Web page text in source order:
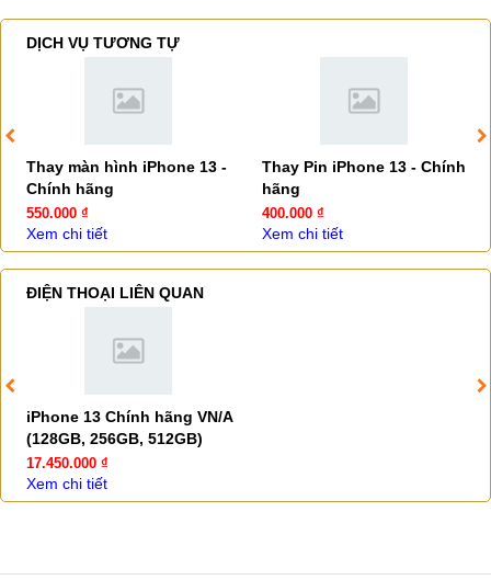
DỊCH VỤ TƯƠNG TỰ
Thay màn hình iPhone 13 -
Chính hãng
550.000 ₫
Xem chi tiết
Thay Pin iPhone 13 - Chính
hãng
400.000 ₫
Xem chi tiết
ĐIỆN THOẠI LIÊN QUAN
iPhone 13 Chính hãng VN/A
(128GB, 256GB, 512GB)
17.450.000 ₫
Xem chi tiết